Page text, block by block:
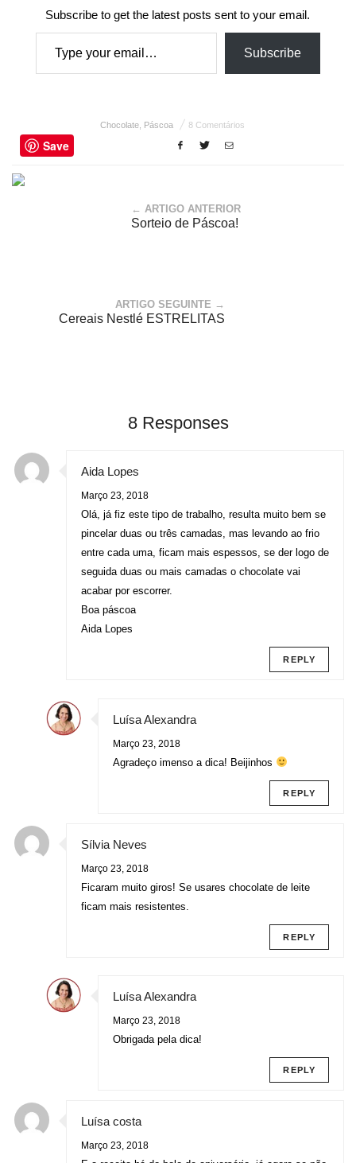
Subscribe to get the latest posts sent to your email.
Type your email…
Subscribe
Chocolate Páscoa 8 Comentários
Save
← ARTIGO ANTERIOR
Sorteio de Páscoa!
ARTIGO SEGUINTE →
Cereais Nestlé ESTRELITAS
8 Responses
Aida Lopes
Março 23, 2018
Olá, já fiz este tipo de trabalho, resulta muito bem se
pincelar duas ou três camadas, mas levando ao frio
entre cada uma, ficam mais espessos, se der logo de
seguida duas ou mais camadas o chocolate vai
acabar por escorrer.
Boa páscoa
Aida Lopes
REPLY
Luísa Alexandra
Março 23, 2018
Agradeço imenso a dica! Beijinhos
REPLY
Sílvia Neves
Março 23, 2018
Ficaram muito giros! Se usares chocolate de leite
ficam mais resistentes.
REPLY
Luísa Alexandra
Março 23, 2018
Obrigada pela dica!
REPLY
Luísa costa
Março 23, 2018